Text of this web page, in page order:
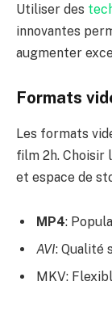
Utiliser des
innovantes
augmenter
Formats
Les formats
film 2h. Choisir
et espace de
MP4:
AVI: Qualité
MKV: